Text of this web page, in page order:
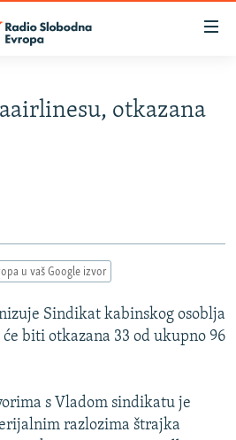
otkazana
u vaš Google izvor
Sindikat kabinskog osoblja
biti otkazana 33 od ukupno 96
s Vladom sindikatu je
razlozima štrajka